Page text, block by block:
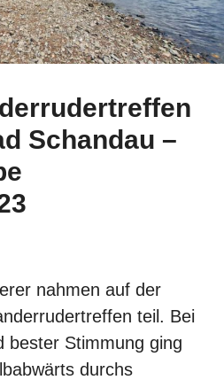
Schandau –
nahmen auf der
teil. Bei
bester Stimmung ging
durchs